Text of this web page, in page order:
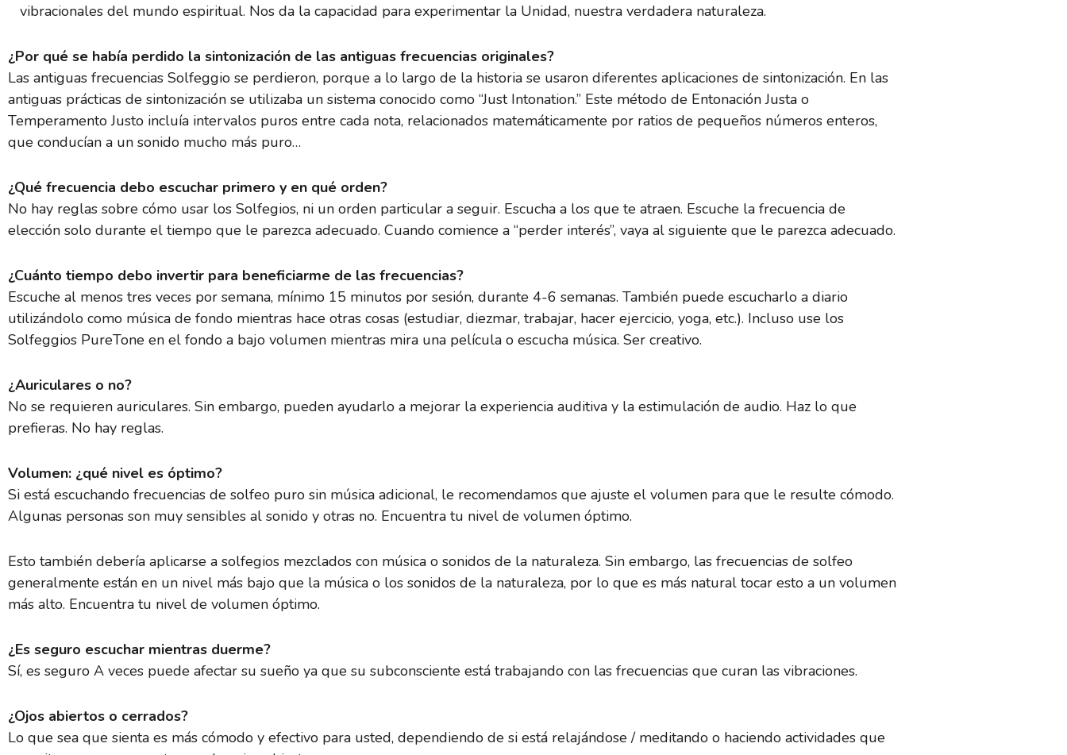
vibracionales del mundo espiritual. Nos da la capacidad para experimentar la Unidad, nuestra verdadera naturaleza.
¿Por qué se había perdido la sintonización de las antiguas frecuencias originales?
Las antiguas frecuencias Solfeggio se perdieron, porque a lo largo de la historia se usaron diferentes aplicaciones de sintonización. En las
antiguas prácticas de sintonización se utilizaba un sistema conocido como “Just Intonation.” Este método de Entonación Justa o
Temperamento Justo incluía intervalos puros entre cada nota, relacionados matemáticamente por ratios de pequeños números enteros,
que conducían a un sonido mucho más puro…
¿Qué frecuencia debo escuchar primero y en qué orden?
No hay reglas sobre cómo usar los Solfegios, ni un orden particular a seguir. Escucha a los que te atraen. Escuche la frecuencia de
elección solo durante el tiempo que le parezca adecuado. Cuando comience a “perder interés”, vaya al siguiente que le parezca adecuado.
¿Cuánto tiempo debo invertir para beneficiarme de las frecuencias?
Escuche al menos tres veces por semana, mínimo 15 minutos por sesión, durante 4-6 semanas. También puede escucharlo a diario
utilizándolo como música de fondo mientras hace otras cosas (estudiar, diezmar, trabajar, hacer ejercicio, yoga, etc.). Incluso use los
Solfeggios PureTone en el fondo a bajo volumen mientras mira una película o escucha música. Ser creativo.
¿Auriculares o no?
No se requieren auriculares. Sin embargo, pueden ayudarlo a mejorar la experiencia auditiva y la estimulación de audio. Haz lo que
prefieras. No hay reglas.
Volumen: ¿qué nivel es óptimo?
Si está escuchando frecuencias de solfeo puro sin música adicional, le recomendamos que ajuste el volumen para que le resulte cómodo.
Algunas personas son muy sensibles al sonido y otras no. Encuentra tu nivel de volumen óptimo.
Esto también debería aplicarse a solfegios mezclados con música o sonidos de la naturaleza. Sin embargo, las frecuencias de solfeo
generalmente están en un nivel más bajo que la música o los sonidos de la naturaleza, por lo que es más natural tocar esto a un volumen
más alto. Encuentra tu nivel de volumen óptimo.
¿Es seguro escuchar mientras duerme?
Sí, es seguro A veces puede afectar su sueño ya que su subconsciente está trabajando con las frecuencias que curan las vibraciones.
¿Ojos abiertos o cerrados?
Lo que sea que sienta es más cómodo y efectivo para usted, dependiendo de si está relajándose / meditando o haciendo actividades que